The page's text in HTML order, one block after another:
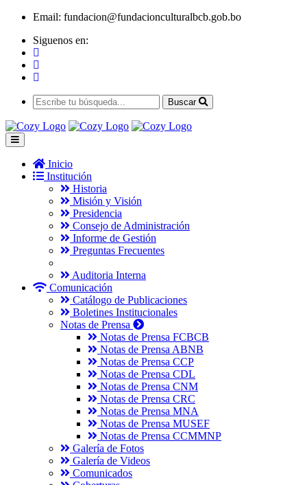
Email: fundacion@fundacionculturalbcb.gob.bo
Siguenos en:
Buscar
Inicio
Institución
Historia
Misión y Visión
Presidencia
Consejo de Administración
Informe de Gestión
Preguntas Frecuentes
Auditoria Interna
Comunicación
Catálogo de Publicaciones
Boletines Institucionales
Notas de Prensa
Notas de Prensa FCBCB
Notas de Prensa ABNB
Notas de Prensa CCP
Notas de Prensa CDL
Notas de Prensa CNM
Notas de Prensa CRC
Notas de Prensa MNA
Notas de Prensa MUSEF
Notas de Prensa CCMMNP
Galería de Fotos
Galería de Videos
Comunicados